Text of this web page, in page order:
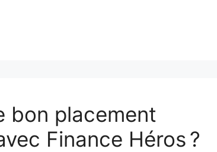
bon placement
Finance Héros ?